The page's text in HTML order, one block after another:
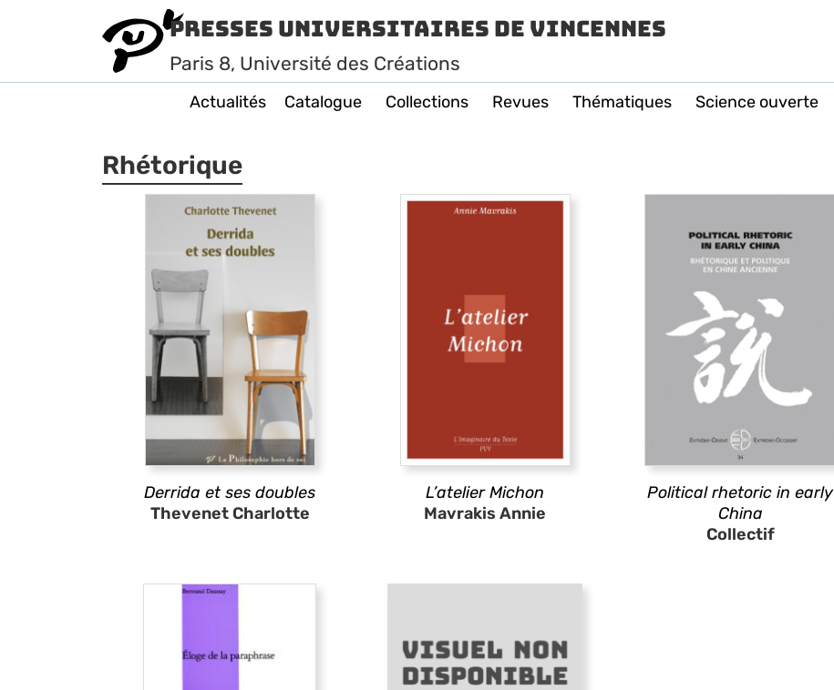
Presses Universitaires de Vincennes
Paris 8, Université des Créations
Actualités Catalogue Collections Revues Thématiques Science ouverte
Rhétorique
Derrida et ses doubles
Thevenet Charlotte
L’atelier Michon
Mavrakis Annie
Political rhetoric in early
China
Collectif